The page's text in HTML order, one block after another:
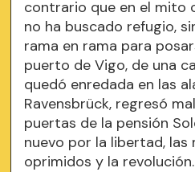
contrario que en el mito
no ha buscado refugio,
rama en rama para
puerto de Vigo, de una
quedó enredada en las
Ravensbrück, regresó
puertas de la pensión
nuevo por la libertad, las
oprimidos y la